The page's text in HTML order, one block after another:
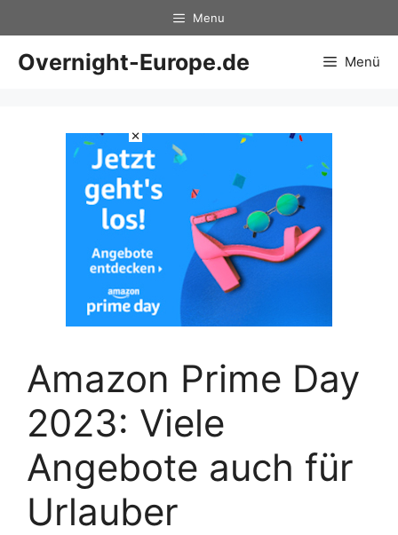
×
Inhalt
springen
Menu
Overnight-Europe.de Menü
Amazon Prime Day
2023: Viele
Angebote auch für
Urlauber